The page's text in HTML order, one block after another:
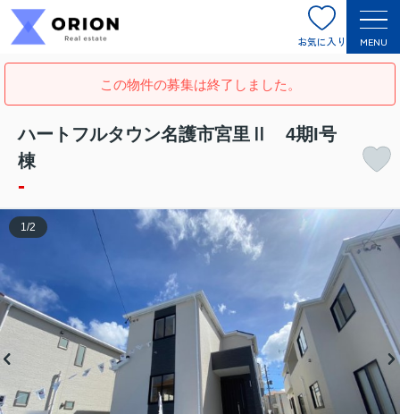
お気に入り MENU
この物件の募集は終了しました。
ハートフルタウン名護市宮里Ⅱ 4期I号
棟
-
1 /2